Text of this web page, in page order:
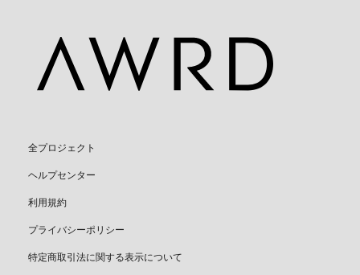
全プロジェクト
ヘルプセンター
利用規約
プライバシーポリシー
特定商取引法に関する表示について